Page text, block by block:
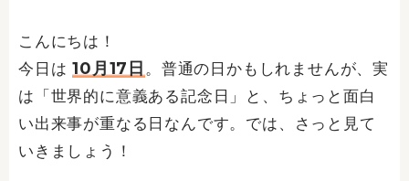
こんにちは！
今日は10月17日 。普通の日かもしれませんが、実
は「世界的に意義ある記念日」と、ちょっと面白
い出来事が重なる日なんです。では、さっと見て
いきましょう！